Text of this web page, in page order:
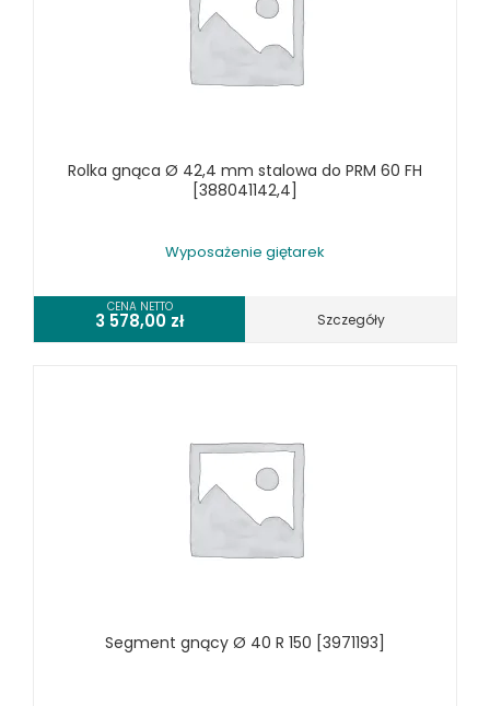
SZLIFIERKI DO METALU, PŁASZCZYZN
WIERTARKI KOLUMNOWE, SŁUPOWE, STOŁOWE
WIERTARKI MAGNETYCZNE
WYKRAWARKI DO BLACHY, PNEUMATYCZNE
ZAGINARKI DO BLACHY, MECHANICZNE
ŻŁOBIARKI DO BLACHY
WYPOSAŻENIE GIĘTAREK
WYPOSAŻENIE GWINCIAREK
WYPOSAŻENIE ODCIĄGÓW MASZYN DO METALU
WYPOSAŻENIE PIŁ TARCZOWYCH DO METALU
WYPOSAŻENIE SPĘCZAREK
Rolka gnąca Ø 42,4 mm stalowa do PRM 60 FH
[388041142,4]
Wyposażenie giętarek
CENA NETTO
3 578,00 zł Szczegóły
Segment gnący Ø 40 R 150 [3971193]